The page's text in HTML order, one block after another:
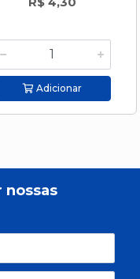
Adicionar
nossas